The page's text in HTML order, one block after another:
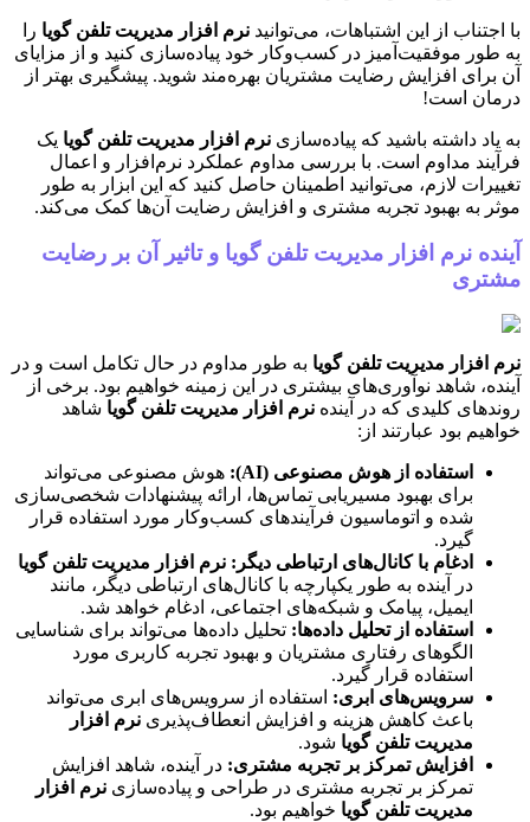
با اجتناب از این اشتباهات، می‌توانید نرم افزار مدیریت تلفن گویا را
به طور موفقیت‌آمیز در کسب‌وکار خود پیاده‌سازی کنید و از مزایای
آن برای افزایش رضایت مشتریان بهره‌مند شوید. پیشگیری بهتر از
درمان است!
به یاد داشته باشید که پیاده‌سازی نرم افزار مدیریت تلفن گویا یک
فرآیند مداوم است. با بررسی مداوم عملکرد نرم‌افزار و اعمال
تغییرات لازم، می‌توانید اطمینان حاصل کنید که این ابزار به طور
موثر به بهبود تجربه مشتری و افزایش رضایت آن‌ها کمک می‌کند.
آینده نرم افزار مدیریت تلفن گویا و تاثیر آن بر رضایت
مشتری
نرم افزار مدیریت تلفن گویا به طور مداوم در حال تکامل است و در
آینده، شاهد نوآوری‌های بیشتری در این زمینه خواهیم بود. برخی از
روندهای کلیدی که در آینده نرم افزار مدیریت تلفن گویا شاهد
خواهیم بود عبارتند از:
استفاده از هوش مصنوعی (AI):
هوش مصنوعی می‌تواند
برای بهبود مسیریابی تماس‌ها، ارائه پیشنهادات شخصی‌سازی
شده و اتوماسیون فرآیندهای کسب‌وکار مورد استفاده قرار
گیرد.
ادغام با کانال‌های ارتباطی دیگر: نرم افزار مدیریت تلفن گویا
در آینده به طور یکپارچه با کانال‌های ارتباطی دیگر، مانند
ایمیل، پیامک و شبکه‌های اجتماعی، ادغام خواهد شد.
استفاده از تحلیل داده‌ها: تحلیل داده‌ها می‌تواند برای شناسایی
الگوهای رفتاری مشتریان و بهبود تجربه کاربری مورد
استفاده قرار گیرد.
سرویس‌های ابری: استفاده از سرویس‌های ابری می‌تواند
باعث کاهش هزینه و افزایش انعطاف‌پذیری نرم افزار
مدیریت تلفن گویا شود.
افزایش تمرکز بر تجربه مشتری: در آینده، شاهد افزایش
تمرکز بر تجربه مشتری در طراحی و پیاده‌سازی نرم افزار
مدیریت تلفن گویا خواهیم بود.